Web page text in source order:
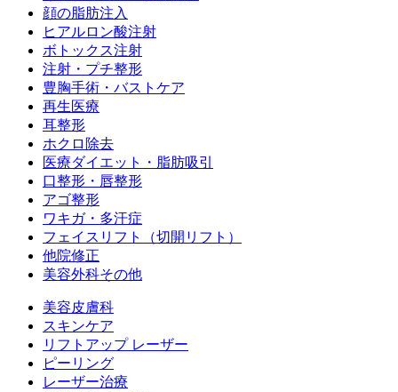
顔の脂肪注入
ヒアルロン酸注射
ボトックス注射
注射・プチ整形
豊胸手術・バストケア
再生医療
耳整形
ホクロ除去
医療ダイエット・脂肪吸引
口整形・唇整形
アゴ整形
ワキガ・多汗症
フェイスリフト（切開リフト）
他院修正
美容外科その他
美容皮膚科
スキンケア
リフトアップ レーザー
ピーリング
レーザー治療